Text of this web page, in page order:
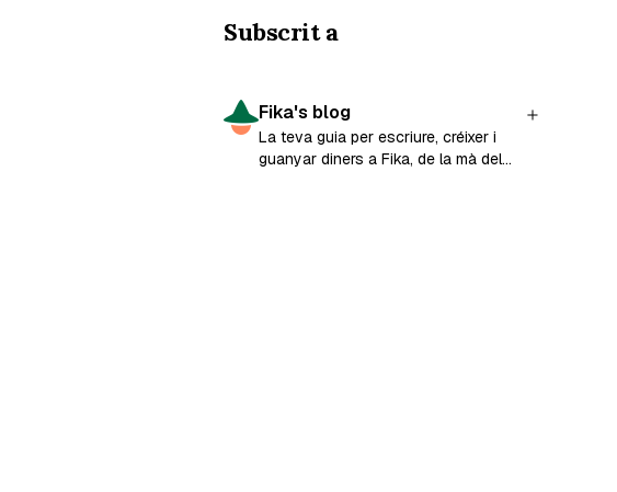
Subscrit a
Fika's blog
La teva guia per escriure, créixer i
guanyar diners a Fika, de la mà dels